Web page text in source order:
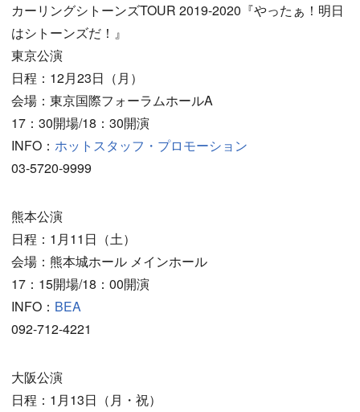
カーリングシトーンズTOUR 2019-2020『やったぁ！明日
はシトーンズだ！』
東京公演
日程：12月23日（月）
会場：東京国際フォーラムホールA
17：30開場/18：30開演
INFO： ホットスタッフ・プロモーション
03-5720-9999
熊本公演
日程：1月11日（土）
会場：熊本城ホール メインホール
17：15開場/18：00開演
INFO： BEA
092-712-4221
大阪公演
日程：1月13日（月・祝）